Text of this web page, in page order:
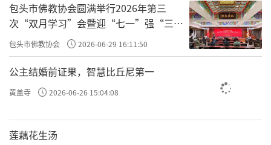
包头市佛教协会圆满举行2026年第三
次“双月学习”会暨迎“七一”强“三
爱”主题书画笔会
包头市佛教协会 2026-06-29 16:11:50
公主结婚前证果，智慧比丘尼第一
黄盖寺 2026-06-26 15:04:08
莲藕花生汤